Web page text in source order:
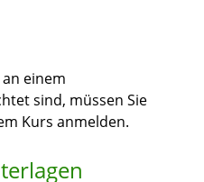
einem
sind, müssen Sie
Kurs anmelden.